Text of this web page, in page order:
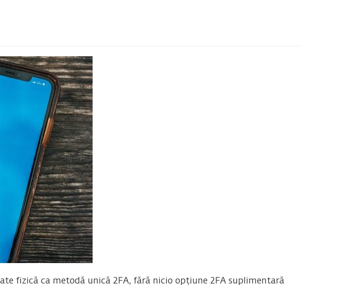
fizică ca metodă unică 2FA, fără nicio opțiune 2FA suplimentară